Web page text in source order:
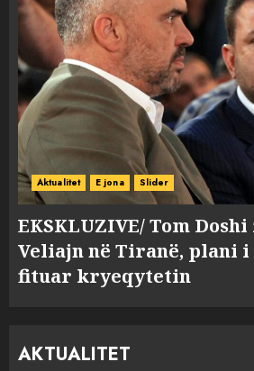
Aktualitet E jona Slider
EKSKLUZIVE/ Tom
Veliajn në Tiranë, plani i
fituar kryeqytetin
AKTUALITET